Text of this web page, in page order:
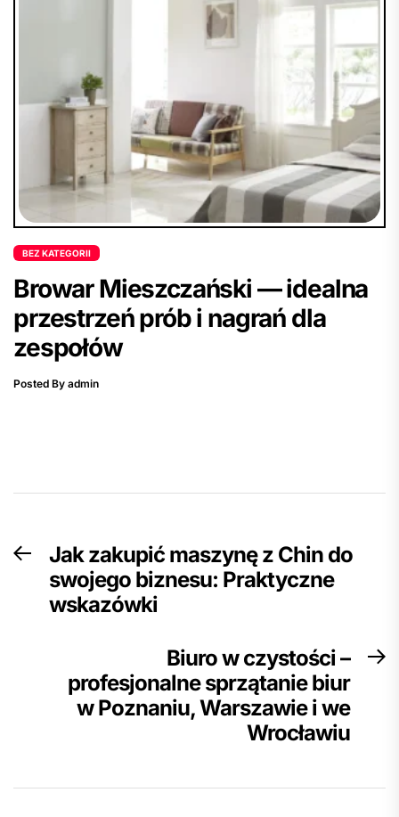
BEZ KATEGORII
Browar Mieszczański — idealna
przestrzeń prób i nagrań dla
zespołów
Posted By admin
Nawigacja
wpisu
Previous
post:
Jak zakupić maszynę z Chin do
swojego biznesu: Praktyczne
wskazówki
Biuro w czystości –
profesjonalne sprzątanie biur
w Poznaniu, Warszawie i we
Wrocławiu